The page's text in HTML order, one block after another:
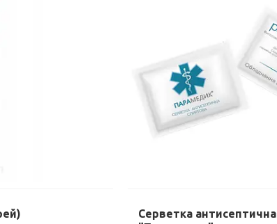
Серветка антисептична